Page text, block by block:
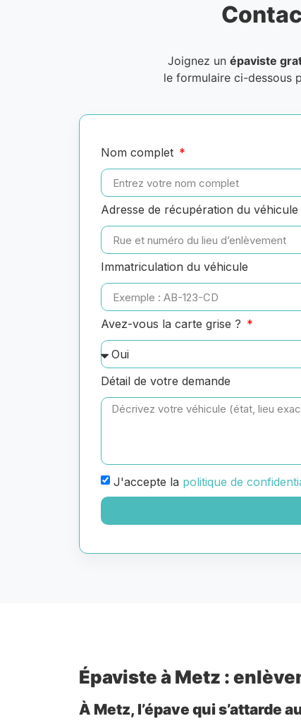
Joignez un épaviste
le formulaire ci-dessous
Nom complet
Adresse de récupération du véhicule
Immatriculation du véhicule
Avez-vous la carte grise ?
Détail de votre demande
J'accepte la politique de
Épaviste à Metz :
À Metz, l’épave qui s’attarde